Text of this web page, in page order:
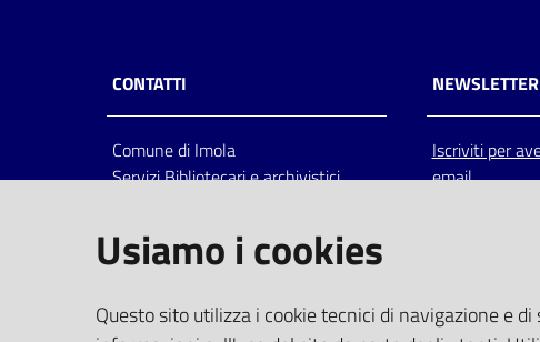
CONTATTI
Comune di Imola
Servizi Bibliotecari e archivistici
Italia
centralino: tel 0542.6026.36 fax
bim@comune.imola.bo.it
PEC
NEWSLETTER
Iscriviti per
email
Usiamo i cookies
Questo sito utilizza i cookie tecnici di navigazione e